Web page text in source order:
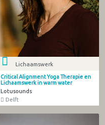
Lichaamswerk
Critical Alignment Yoga Therapie en
Lichaamswerk in warm water
Lotusounds
Delft